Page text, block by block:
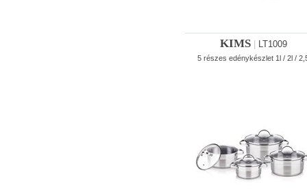
KIMS LT1009
5 részes edénykészlet 1l / 2l /